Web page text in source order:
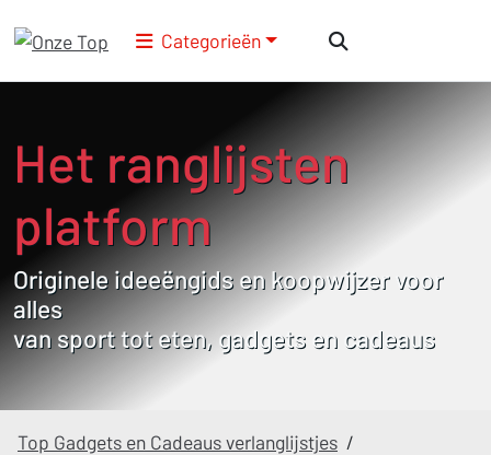
Categorieën
Het ranglijsten
platform
Originele ideeëngids en koopwijzer voor
alles
van sport tot eten, gadgets en cadeaus
Top Gadgets en Cadeaus verlanglijstjes /